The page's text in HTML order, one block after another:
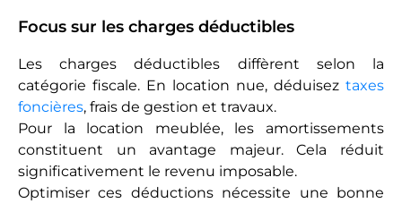
Focus sur les charges déductibles
Les charges déductibles diffèrent selon la
catégorie fiscale. En location nue, déduisez taxes
foncières, frais de gestion et travaux.
Pour la location meublée, les amortissements
constituent un avantage majeur. Cela réduit
significativement le revenu imposable.
Optimiser ces déductions nécessite une bonne